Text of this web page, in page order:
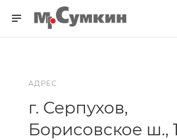
АДРЕС
г. Серпухов,
Борисовское ш., 1